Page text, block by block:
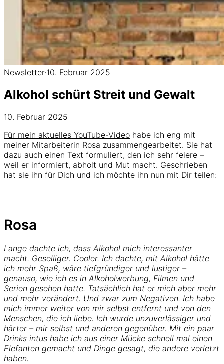
Newsletter·10. Februar 2025
Alkohol schürt Streit und Gewalt
10. Februar 2025
Für mein aktuelles YouTube-Video habe ich eng mit
meiner Mitarbeiterin Rosa zusammengearbeitet. Sie hat
dazu auch einen Text formuliert, den ich sehr feiere –
weil er informiert, abholt und Mut macht. Geschrieben
hat sie ihn für Dich und ich möchte ihn nun mit Dir teilen:
Rosa
Lange dachte ich, dass Alkohol mich interessanter
macht. Geselliger. Cooler. Ich dachte, mit Alkohol hätte
ich mehr Spaß, wäre tiefgründiger und lustiger –
genauso, wie ich es in Alkoholwerbung, Filmen und
Serien gesehen hatte. Tatsächlich hat er mich aber mehr
und mehr verändert. Und zwar zum Negativen. Ich habe
mich immer weiter von mir selbst entfernt und von den
Menschen, die ich liebe. Ich wurde unzuverlässiger und
härter – mir selbst und anderen gegenüber. Mit ein paar
Drinks intus habe ich aus einer Mücke schnell mal einen
Elefanten gemacht und Dinge gesagt, die andere verletzt
haben.